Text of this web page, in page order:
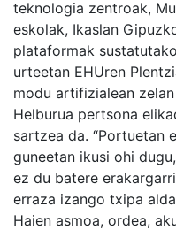
teknologia zentroak,
eskolak, Ikaslan
plataformak
urteetan EHUren
modu artifizialean
Helburua pertsona
sartzea da. “Portuetan
guneetan ikusi ohi
ez du batere
erraza izango txipa
Haien asmoa, ordea,